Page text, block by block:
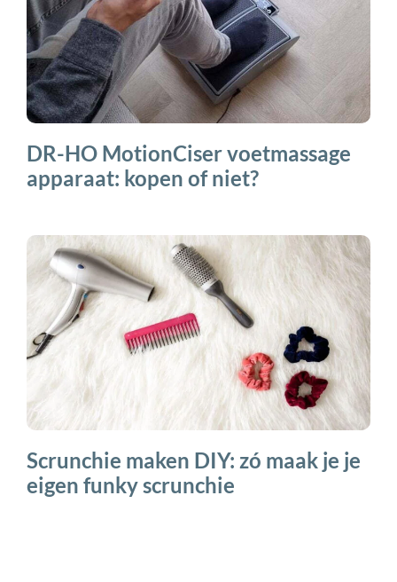
DR-HO MotionCiser voetmassage
apparaat: kopen of niet?
Scrunchie maken DIY: zó maak je je
eigen funky scrunchie